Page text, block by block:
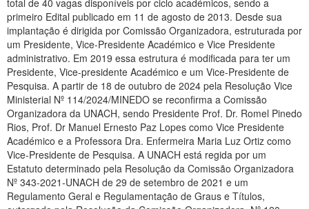
total de 40 vagas disponíveis por ciclo académicos, sendo a
primeiro Edital publicado em 11 de agosto de 2013. Desde sua
implantação é dirigida por Comissão Organizadora, estruturada por
um Presidente, Vice-Presidente Académico e Vice Presidente
administrativo. Em 2019 essa estrutura é modificada para ter um
Presidente, Vice-presidente Académico e um Vice-Presidente de
Pesquisa. A partir de 18 de outubro de 2024 pela Resolução Vice
Ministerial Nº 114/2024/MINEDO se reconfirma a Comissão
Organizadora da UNACH, sendo Presidente Prof. Dr. Romel Pinedo
Rios, Prof. Dr Manuel Ernesto Paz Lopes como Vice Presidente
Académico e a Professora Dra. Enfermeira Maria Luz Ortiz como
Vice-Presidente de Pesquisa. A UNACH está regida por um
Estatuto determinado pela Resolução da Comissão Organizadora
Nº 343-2021-UNACH de 29 de setembro de 2021 e um
Regulamento Geral e Regulamentação de Graus e Títulos,